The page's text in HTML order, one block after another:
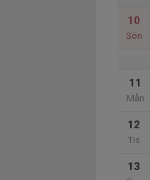
10
Sön
11
Mån
12
Tis
13